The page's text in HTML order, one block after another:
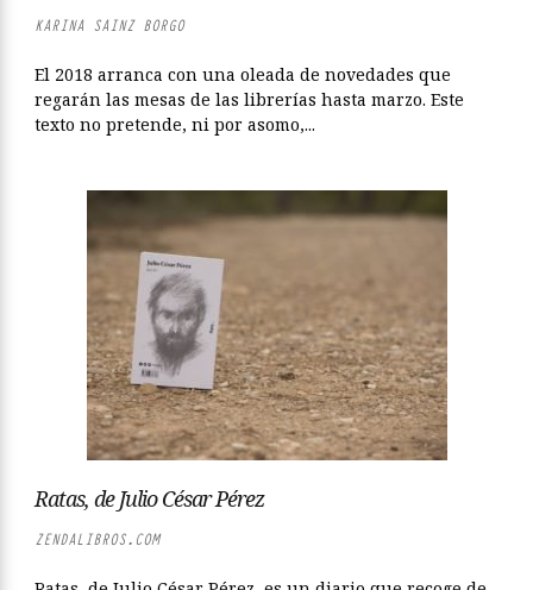
KARINA SAINZ BORGO
El 2018 arranca con una oleada de novedades que
regarán las mesas de las librerías hasta marzo. Este
texto no pretende, ni por asomo,...
Ratas, de Julio César Pérez
ZENDALIBROS.COM